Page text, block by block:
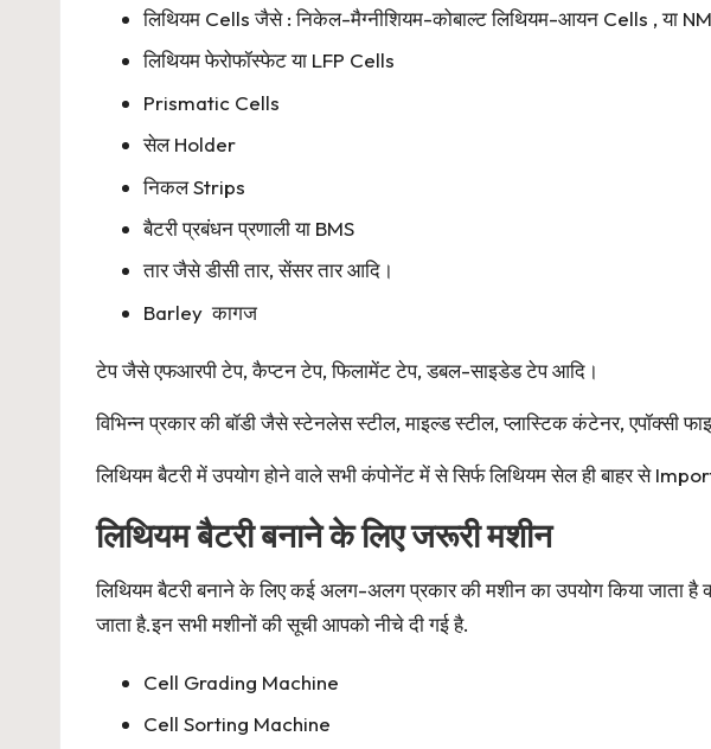
लिथियम Cells जैसे : निकेल-मैग्नीशियम-कोबाल्ट लिथियम-आयन Cells , या
लिथियम फेरोफॉस्फेट या LFP Cells
Prismatic Cells
सेल Holder
निकल Strips
बैटरी प्रबंधन प्रणाली या BMS
तार जैसे डीसी तार, सेंसर तार आदि।
Barley कागज
टेप जैसे एफआरपी टेप, कैप्टन टेप, फिलामेंट टेप, डबल-साइडेड टेप आदि।
विभिन्न प्रकार की बॉडी जैसे स्टेनलेस स्टील, माइल्ड स्टील, प्लास्टिक कंटेनर, एपॉक्सी
लिथियम बैटरी में उपयोग होने वाले सभी कंपोनेंट में से सिर्फ लिथियम सेल ही बाहर से
लिथियम बैटरी बनाने के लिए जरूरी मशीन
लिथियम बैटरी बनाने के लिए कई अलग-अलग प्रकार की मशीन का उपयोग किया
जाता है.इन सभी मशीनों की सूची आपको नीचे दी गई है.
Cell Grading Machine
Cell Sorting Machine